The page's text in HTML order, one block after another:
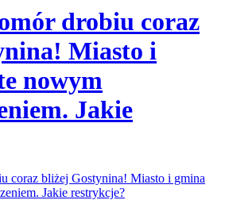
drobiu coraz
Miasto i
nowym
Jakie